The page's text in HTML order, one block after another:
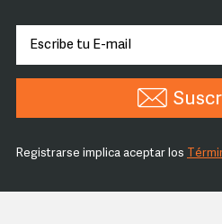
Registrarse implica aceptar los